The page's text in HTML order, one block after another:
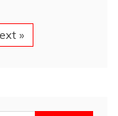
»